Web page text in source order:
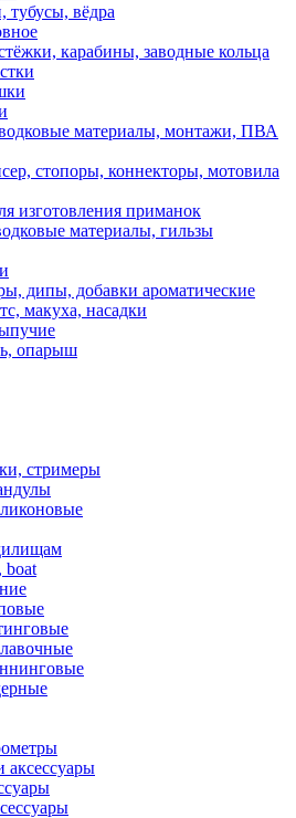
тубусы, вёдра
карабины, заводные кольца
материалы, монтажи, ПВА
стопоры, коннекторы, мотовила
изготовления приманок
материалы, гильзы
дипы, добавки ароматические
макуха, насадки
опарыш
стримеры
boat
аксессуары